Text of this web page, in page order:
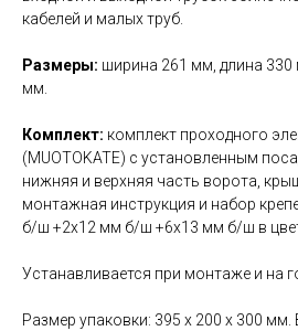
кабелей и малых труб.
Размеры: ширина 261 мм, длина 330
мм.
Комплект: комплект проходного
(MUOTOKATE) с установленным
нижняя и верхняя часть ворота,
монтажная инструкция и набор
б/ш +2х12 мм б/ш +6х13 мм б/ш в
Устанавливается при монтаже и на
Размер упаковки: 395 х 200 х 300 мм.